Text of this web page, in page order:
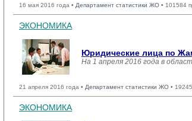
16 мая 2016 года • Департамент статистики ЖО • 101584
ЭКОНОМИКА
Юридические лица по
На 1 апреля 2016 года в
21 апреля 2016 года • Департамент статистики ЖО •
ЭКОНОМИКА